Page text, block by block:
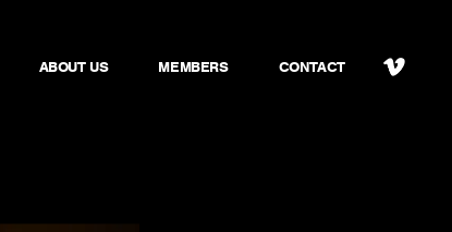
ABOUT US MEMBERS CONTACT